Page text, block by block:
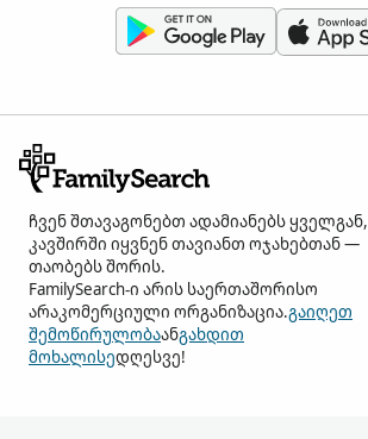
ჩვენ შთავაგონებთ ადამიანებს ყველგან,
კავშირში იყვნენ თავიანთ ოჯახებთან —
თაობებს შორის.
FamilySearch-ი არის საერთაშორისო
არაკომერციული ორგანიზაცია.გაიღეთ
შემოწირულობაანგახდით
მოხალისედღესვე!